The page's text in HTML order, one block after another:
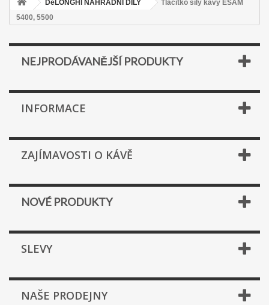
DeLONGHI NÁHRADNÍ DÍLY
Tlačítko síly kávy ESAM
5400, 5500
NEJPRODÁVANĚJŠÍ PRODUKTY
INFORMACE
ZAJÍMAVOSTI O KÁVĚ
NOVÉ PRODUKTY
SLEVY
NAŠE PRODEJNY